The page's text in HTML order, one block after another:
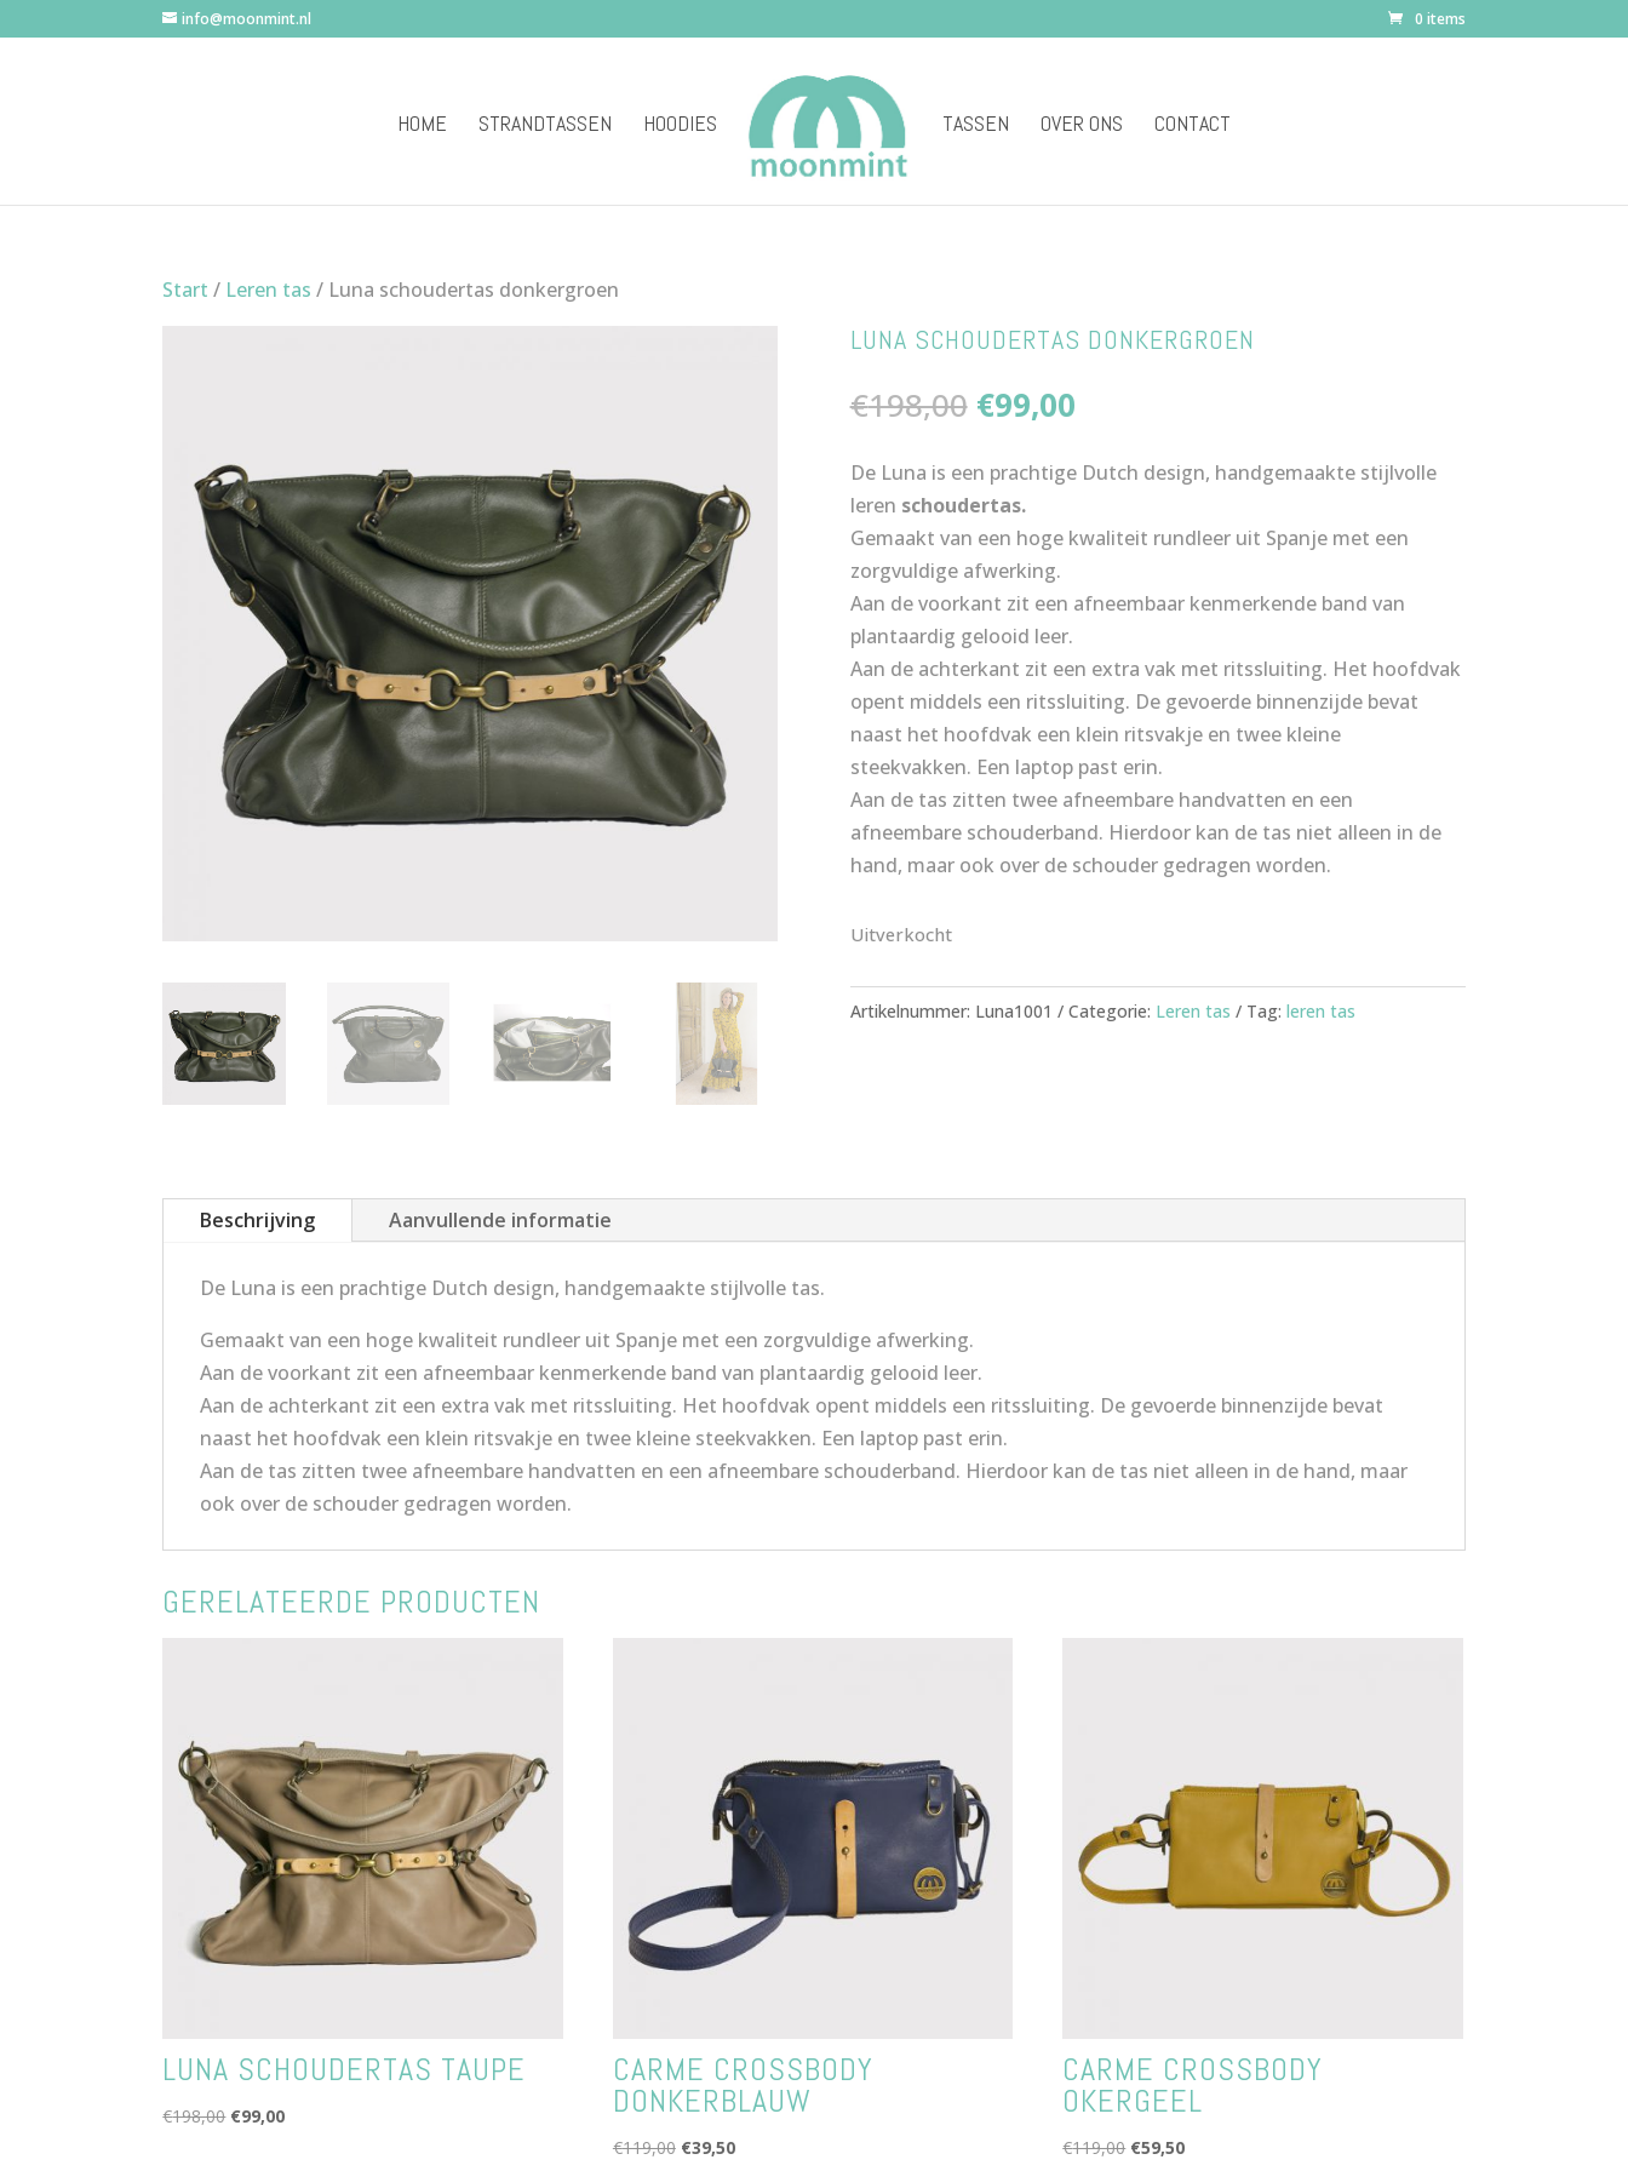
info@moonmint.nl 0 items
HOME STRANDTASSEN HOODIES TASSEN OVER ONS CONTACT
Start / Leren tas / Luna schoudertas donkergroen
LUNA SCHOUDERTAS DONKERGROEN
€198,00 Oorspronkelijke
prijs
was:
€198,00.
€99,00Huidige
is:
De Luna is een prachtige Dutch design, handgemaakte stijlvolle
leren schoudertas.
Gemaakt van een hoge kwaliteit rundleer uit Spanje met een
zorgvuldige afwerking.
Aan de voorkant zit een afneembaar kenmerkende band van
plantaardig gelooid leer.
Aan de achterkant zit een extra vak met ritssluiting. Het hoofdvak
opent middels een ritssluiting. De gevoerde binnenzijde bevat
naast het hoofdvak een klein ritsvakje en twee kleine
steekvakken. Een laptop past erin.
Aan de tas zitten twee afneembare handvatten en een
afneembare schouderband. Hierdoor kan de tas niet alleen in de
hand, maar ook over de schouder gedragen worden.
Uitverkocht
Artikelnummer: Luna1001 Categorie: Leren tas Tag: leren tas
Beschrijving Aanvullende informatie
De Luna is een prachtige Dutch design, handgemaakte stijlvolle tas.
Gemaakt van een hoge kwaliteit rundleer uit Spanje met een zorgvuldige afwerking.
Aan de voorkant zit een afneembaar kenmerkende band van plantaardig gelooid leer.
Aan de achterkant zit een extra vak met ritssluiting. Het hoofdvak opent middels een ritssluiting. De gevoerde binnenzijde bevat
naast het hoofdvak een klein ritsvakje en twee kleine steekvakken. Een laptop past erin.
Aan de tas zitten twee afneembare handvatten en een afneembare schouderband. Hierdoor kan de tas niet alleen in de hand, maar
ook over de schouder gedragen worden.
GERELATEERDE PRODUCTEN
LUNA SCHOUDERTAS TAUPE
€198,00 Oorspronkelijke
€99,00Huidige
CARME CROSSBODY
DONKERBLAUW
€119,00 Oorspronkelijke
€39,50Huidige
CARME CROSSBODY
OKERGEEL
€119,00 Oorspronkelijke
€59,50Huidige